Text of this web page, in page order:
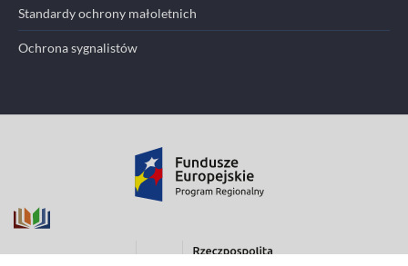
Standardy ochrony małoletnich
Ochrona sygnalistów